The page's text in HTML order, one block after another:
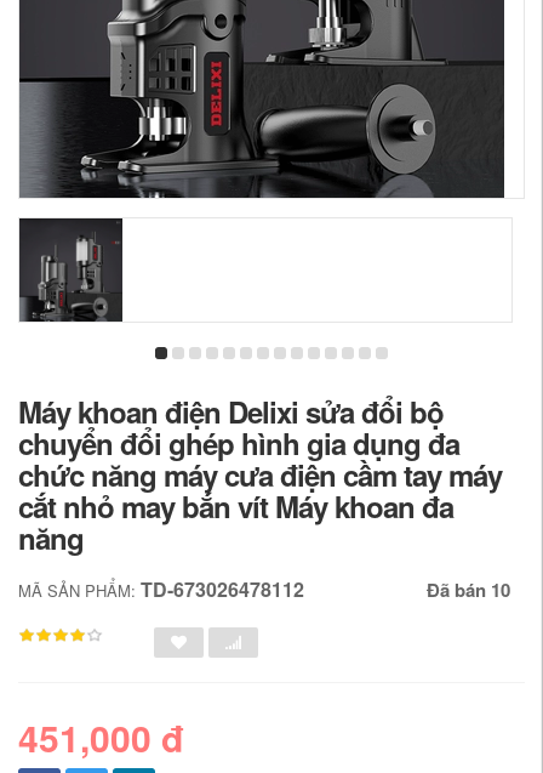
Máy khoan điện Delixi sửa đổi bộ
chuyển đổi ghép hình gia dụng đa
chức năng máy cưa điện cầm tay máy
cắt nhỏ may bắn vít Máy khoan đa
năng
MÃ SẢN PHẨM: TD-673026478112 Đã bán 10
451,000 đ